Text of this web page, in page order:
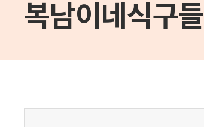
복남이네식구들